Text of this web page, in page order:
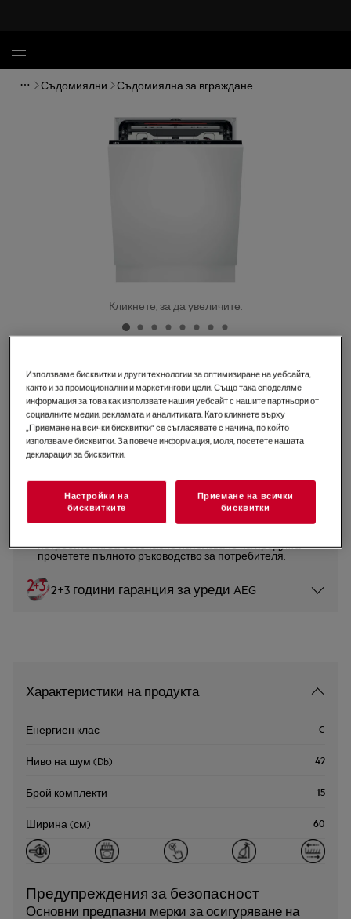
Съдомиялни Съдомиялна за вграждане
Кликнете, за да увеличите.
FHK74707P
Съдомиялна 7000 GlassCare 60
cm
5 (3)
Инструкциите за безопасност и предупрежденията за
безопасност съгласно регламент на ЕС 2023/988 са
потребителя. За безопасно използване на продукта
прочетете пълното ръководство за потребителя.
2+3 години гаранция за уреди AEG
Характеристики на продукта
Енергиен клас C
Ниво на шум (Db) 42
Брой комплекти 15
Ширина (см) 60
Предупреждения за безопасност
Основни предпазни мерки за осигуряване на
Използваме бисквитки и други технологии за оптимизиране на уебсайта,
както и за промоционални и маркетингови цели. Също така споделяме
информация за това как използвате нашия уебсайт с нашите партньори от
социалните медии, рекламата и аналитиката. Като кликнете върху
„Приемане на всички бисквитки“ се съгласявате с начина, по който
използваме бисквитки. За повече информация, моля, посетете нашата
декларация за бисквитки.
Настройки на
бисквитките
Приемане на всички
бисквитки